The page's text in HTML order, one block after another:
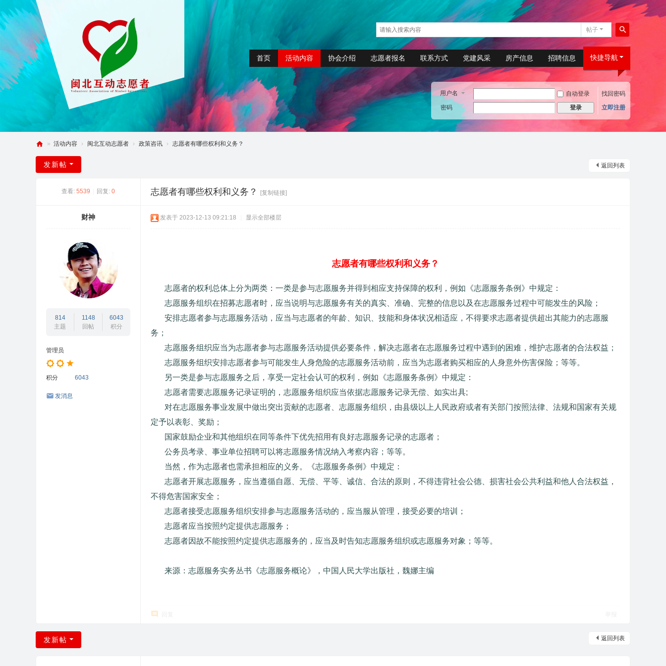
帖子
搜
索
快捷导航
首页 活动内容 协会介绍 志愿者报名 联系方式 党建风采 房产信息 招聘信息
用户名 自动登录
找回密码
密码
登录 立即注册
闽
北
» 活动内容 › 闽北互动志愿者 › 政策咨讯 › 志愿者有哪些权利和义务？
返回列表
发新帖
查看: 5539 回复: 0 志愿者有哪些权利和义务？ [复制链接]
财神
814
主题
1148
回帖
6043
积分
管理员
积分 6043
发消息
发表于 2023-12-13 09:21:18 显示全部楼层
志愿者有哪些权利和义务？
志愿者的权利总体上分为两类：一类是参与志愿服务并得到相应支持保障的权利，例如《志愿服务条例》中规定：
志愿服务组织在招募志愿者时，应当说明与志愿服务有关的真实、准确、完整的信息以及在志愿服务过程中可能发生的风险；
安排志愿者参与志愿服务活动，应当与志愿者的年龄、知识、技能和身体状况相适应，不得要求志愿者提供超出其能力的志愿服
务；
志愿服务组织应当为志愿者参与志愿服务活动提供必要条件，解决志愿者在志愿服务过程中遇到的困难，维护志愿者的合法权益；
志愿服务组织安排志愿者参与可能发生人身危险的志愿服务活动前，应当为志愿者购买相应的人身意外伤害保险；等等。
另一类是参与志愿服务之后，享受一定社会认可的权利，例如《志愿服务条例》中规定：
志愿者需要志愿服务记录证明的，志愿服务组织应当依据志愿服务记录无偿、如实出具;
对在志愿服务事业发展中做出突出贡献的志愿者、志愿服务组织，由县级以上人民政府或者有关部门按照法律、法规和国家有关规
定予以表彰、奖励；
国家鼓励企业和其他组织在同等条件下优先招用有良好志愿服务记录的志愿者；
公务员考录、事业单位招聘可以将志愿服务情况纳入考察内容；等等。
当然，作为志愿者也需承担相应的义务。《志愿服务条例》中规定：
志愿者开展志愿服务，应当遵循自愿、无偿、平等、诚信、合法的原则，不得违背社会公德、损害社会公共利益和他人合法权益，
不得危害国家安全；
志愿者接受志愿服务组织安排参与志愿服务活动的，应当服从管理，接受必要的培训；
志愿者应当按照约定提供志愿服务；
志愿者因故不能按照约定提供志愿服务的，应当及时告知志愿服务组织或志愿服务对象；等等。
来源：志愿服务实务丛书《志愿服务概论》，中国人民大学出版社，魏娜主编
返回列表
发新帖